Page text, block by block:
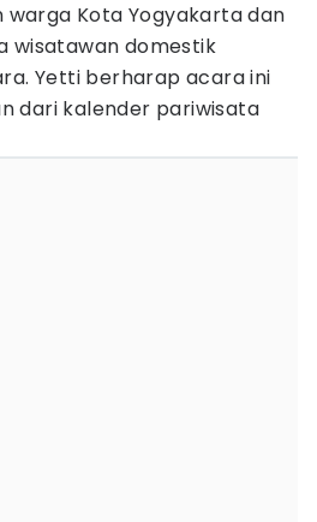
Kota Yogyakarta dan
wisatawan domestik
Yetti berharap acara ini
dari kalender pariwisata